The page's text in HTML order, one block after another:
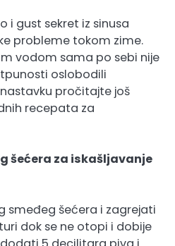
i gust sekret iz sinusa
probleme tokom zime.
vodom sama po sebi nije
oslobodili
pročitajte još
recepata za
šećera za iskašljavanje
smeđeg šećera i zagrejati
dok se ne otopi i dobije